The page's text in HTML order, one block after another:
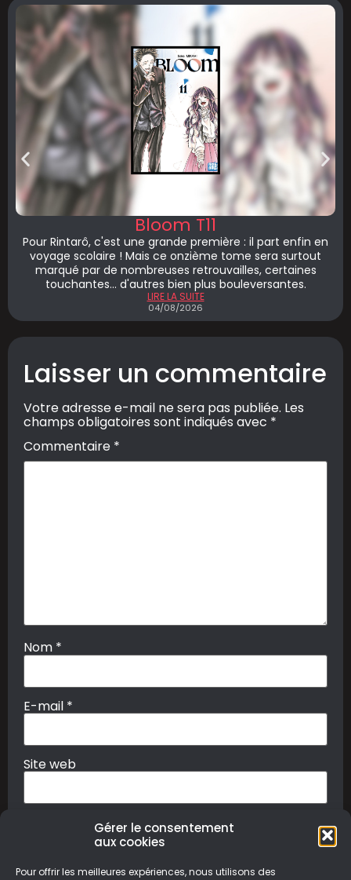
Gérer le consentement
aux cookies
Pour offrir les meilleures expériences, nous utilisons des
Bloom T11
Pour Rintarô, c'est une grande première : il part enfin en
voyage scolaire ! Mais ce onzième tome sera surtout
marqué par de nombreuses retrouvailles, certaines
touchantes... d'autres bien plus bouleversantes.
LIRE LA SUITE
04/08/2026
Laisser un commentaire
Votre adresse e-mail ne sera pas publiée. Les
champs obligatoires sont indiqués avec *
Commentaire *
Nom *
E-mail *
Site web